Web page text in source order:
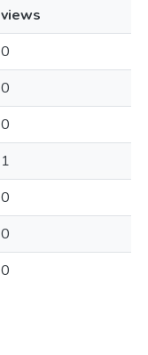
views
0
0
0
1
0
0
0